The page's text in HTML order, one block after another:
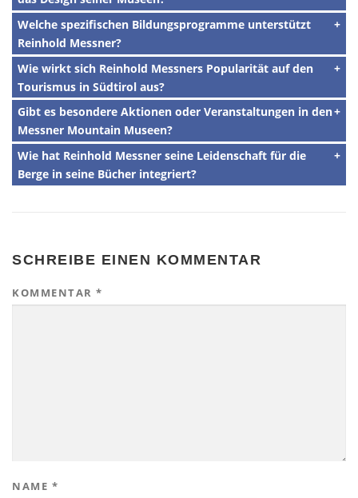
Welche spezifischen Bildungsprogramme unterstützt
Reinhold Messner?
Wie wirkt sich Reinhold Messners Popularität auf den
Tourismus in Südtirol aus?
Gibt es besondere Aktionen oder Veranstaltungen in den
Messner Mountain Museen?
Wie hat Reinhold Messner seine Leidenschaft für die
Berge in seine Bücher integriert?
SCHREIBE EINEN KOMMENTAR
KOMMENTAR *
NAME *